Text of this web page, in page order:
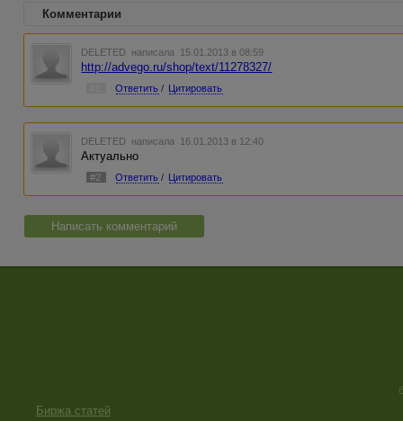
Комментарии
DELETED написала 15.01.2013 в 08:59
http://advego.ru/shop/text/11278327/
Ответить / Цитировать
DELETED написала 16.01.2013 в 12:40
Актуально
#2 Ответить / Цитировать
Написать комментарий
Биржа статей